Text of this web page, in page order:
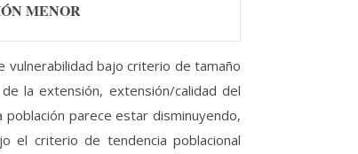
MENOR
bajo criterio de tamaño
la extensión, extensión/calidad del
parece estar disminuyendo,
el criterio de tendencia poblacional